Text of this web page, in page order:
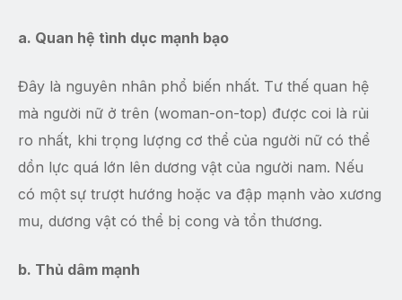
a. Quan hệ tình dục mạnh bạo
Đây là nguyên nhân phổ biến nhất. Tư thế quan hệ
mà người nữ ở trên (woman-on-top) được coi là rủi
ro nhất, khi trọng lượng cơ thể của người nữ có thể
dồn lực quá lớn lên dương vật của người nam. Nếu
có một sự trượt hướng hoặc va đập mạnh vào xương
mu, dương vật có thể bị cong và tổn thương.
b. Thủ dâm mạnh